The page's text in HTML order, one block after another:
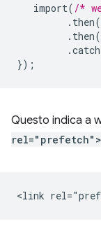
import( /*
});
Questo indica a
rel="prefetch">